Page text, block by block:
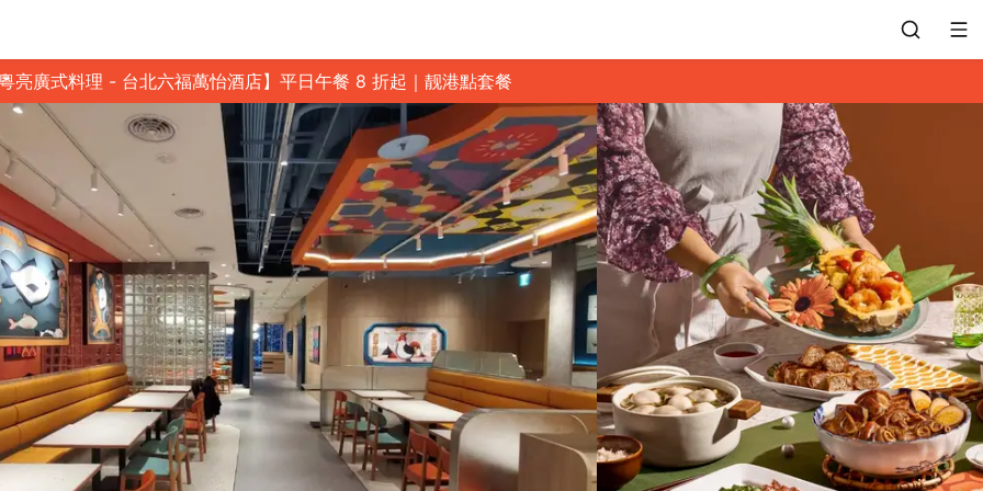
訂位紀錄
餐廳客服
常見問題
EZTABLE 禮物卡
餐廳合作
亮廣式料理 - 台北六福萬怡酒店】平日午餐 8 折起｜靓港點套餐